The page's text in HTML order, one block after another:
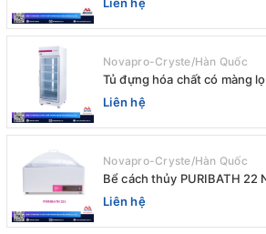
Novapro-Cryste/Hàn Quốc
Tủ đựng hóa chất có màng
AIRTIGHT Novapro-Cryste/
Liên hệ
Novapro-Cryste/Hàn Quốc
Bể cách thủy PURIBATH
Quốc
Liên hệ